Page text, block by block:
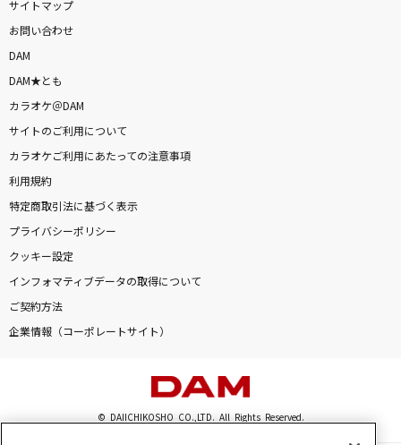
サイトマップ
お問い合わせ
DAM
DAM★とも
カラオケ＠DAM
サイトのご利用について
カラオケご利用にあたっての注意事項
利用規約
特定商取引法に基づく表示
プライバシーポリシー
クッキー設定
インフォマティブデータの取得について
ご契約方法
企業情報（コーポレートサイト）
© DAIICHIKOSHO CO.,LTD. All Rights Reserved.